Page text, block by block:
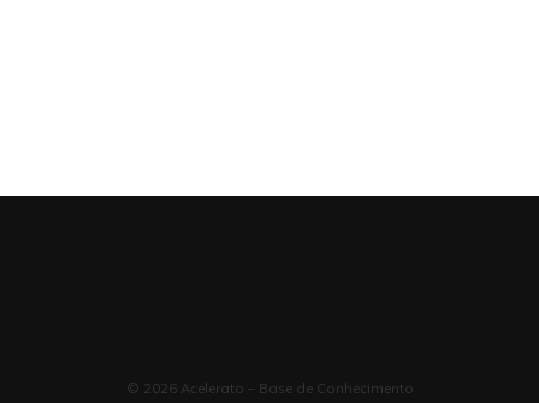
© 2026 Acelerato – Base de Conhecimento